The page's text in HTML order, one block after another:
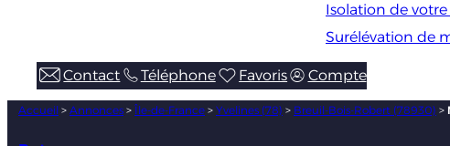
Isolation de
Surélévation de
Contact Téléphone Favoris Compte
Accueil > Annonces > Île-de-France > Yvelines (78) > Breuil-Bois-Robert (78930) >